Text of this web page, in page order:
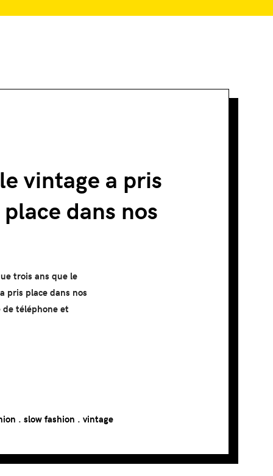
vintage a pris
dans nos
trois ans que le
pris place dans nos
téléphone et
. slow fashion . vintage